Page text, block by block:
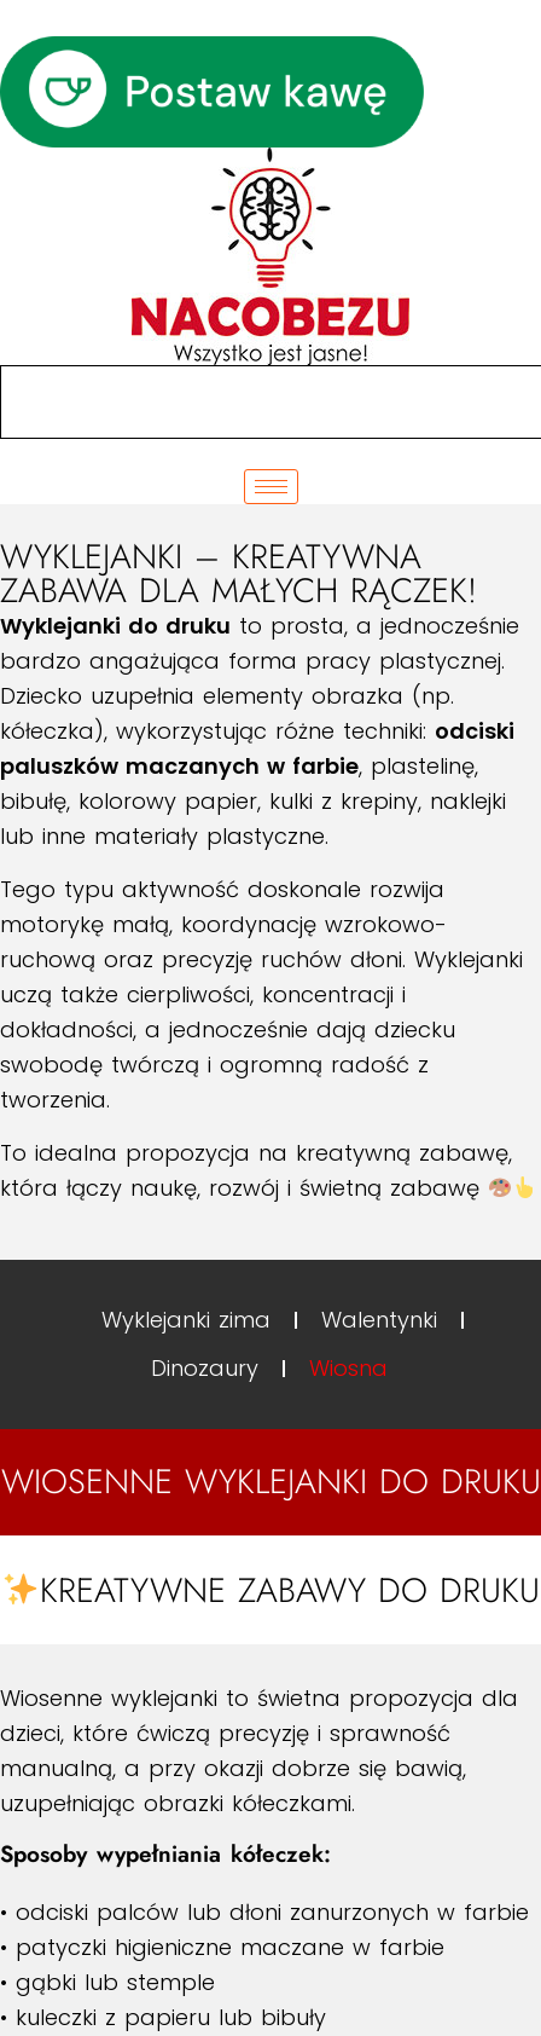
WYKLEJANKI – KREATYWNA
ZABAWA DLA MAŁYCH RĄCZEK!
Wyklejanki do druku to prosta, a jednocześnie
bardzo angażująca forma pracy plastycznej.
Dziecko uzupełnia elementy obrazka (np.
kółeczka), wykorzystując różne techniki: odciski
paluszków maczanych w farbie, plastelinę,
bibułę, kolorowy papier, kulki z krepiny, naklejki
lub inne materiały plastyczne.
Tego typu aktywność doskonale rozwija
motorykę małą, koordynację wzrokowo-
ruchową oraz precyzję ruchów dłoni. Wyklejanki
uczą także cierpliwości, koncentracji i
dokładności, a jednocześnie dają dziecku
swobodę twórczą i ogromną radość z
tworzenia.
To idealna propozycja na kreatywną zabawę,
która łączy naukę, rozwój i świetną zabawę
Wyklejanki zima
Walentynki
Dinozaury
Wiosna
WIOSENNE WYKLEJANKI DO DRUKU
KREATYWNE ZABAWY DO DRUKU
Wiosenne wyklejanki to świetna propozycja dla
dzieci, które ćwiczą precyzję i sprawność
manualną, a przy okazji dobrze się bawią,
uzupełniając obrazki kółeczkami.
Sposoby wypełniania kółeczek:
• odciski palców lub dłoni zanurzonych w farbie
• patyczki higieniczne maczane w farbie
• gąbki lub stemple
• kuleczki z papieru lub bibuły